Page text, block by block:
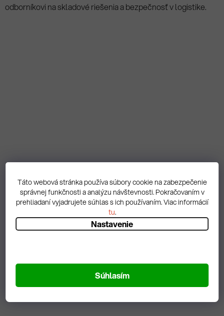
Táto webová stránka používa súbory cookie na zabezpečenie
správnej funkčnosti a analýzu návštevnosti. Pokračovaním v
prehliadaní vyjadrujete súhlas s ich používaním. Viac informácií
tu.
Nastavenie
Súhlasím
odborníkovi na skladové riešenia a bezpečnosť v logistike.
PREDCHÁDZAJÚCI ČLÁNOK